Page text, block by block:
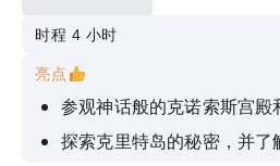
时程 4 小时
亮点
参观神话般的克诺索斯宫殿
探索克里特岛的秘密，并了